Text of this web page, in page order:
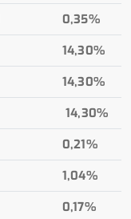
0,35%
14,30%
14,30%
14,30%
0,21%
1,04%
0,17%